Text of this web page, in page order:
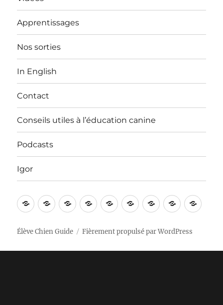
Apprentissages
Nos sorties
In English
Contact
Conseils utiles à l’éducation canine
Podcasts
Igor
Bienvenue
VidéosApprentissages
Nos In
ContactConseils
à
Podcasts
Igor
Élève Chien Guide Fièrement propulsé par WordPress